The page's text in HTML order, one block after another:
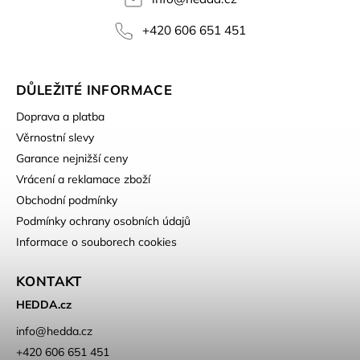
+420 606 651 451
DŮLEŽITÉ INFORMACE
Doprava a platba
Věrnostní slevy
Garance nejnižší ceny
Vrácení a reklamace zboží
Obchodní podmínky
Podmínky ochrany osobních údajů
Informace o souborech cookies
KONTAKT
HEDDA.cz
info@hedda.cz
+420 606 651 451